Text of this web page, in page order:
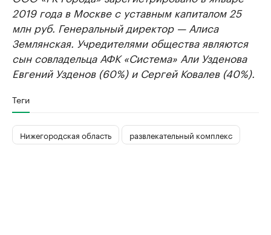
2019 года в Москве с уставным капиталом 25
млн руб. Генеральный директор — Алиса
Землянская. Учредителями общества являются
сын совладельца АФК «Система» Али Узденова
Евгений Узденов (60%) и Сергей Ковалев (40%).
Теги
Нижегородская область развлекательный комплекс